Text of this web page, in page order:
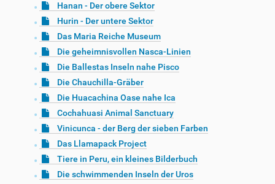
Hanan - Der obere Sektor
Hurin - Der untere Sektor
Das Maria Reiche Museum
Die geheimnisvollen Nasca-Linien
Die Ballestas Inseln nahe Pisco
Die Chauchilla-Gräber
Die Huacachina Oase nahe Ica
Cochahuasi Animal Sanctuary
Vinicunca - der Berg der sieben Farben
Das Llamapack Project
Tiere in Peru, ein kleines Bilderbuch
Die schwimmenden Inseln der Uros